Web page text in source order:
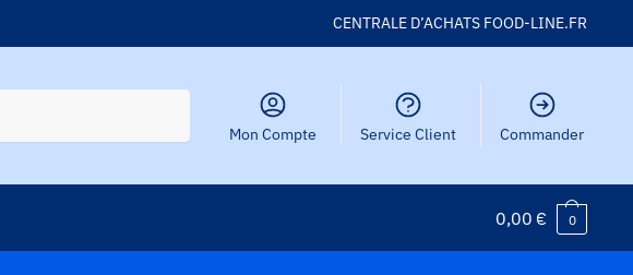
CENTRALE D’ACHATS FOOD-LINE.FR
Mon Compte Service Client Commander
0,00 € 0